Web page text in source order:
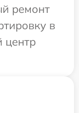
ремонт
в
центр